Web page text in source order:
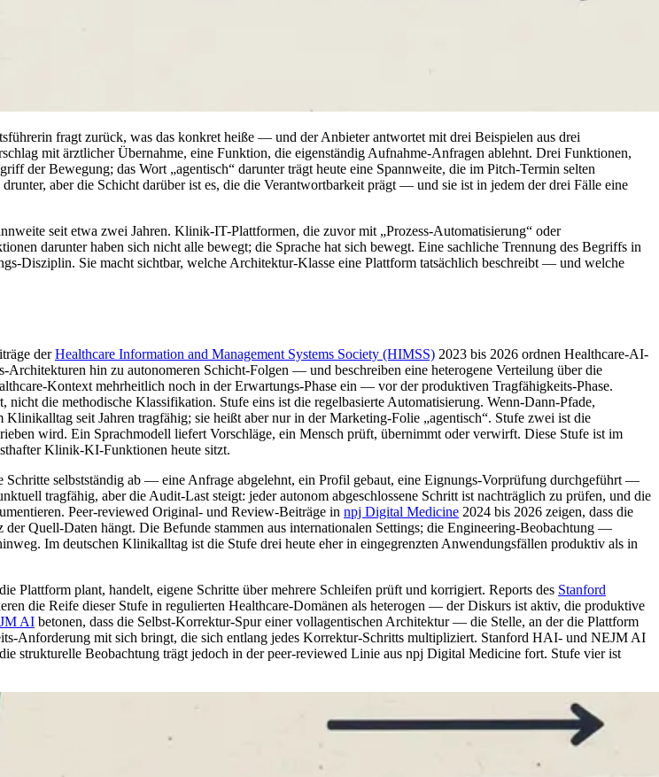
fragt zurück, was das konkret heiße — und der Anbieter antwortet mit drei Beispielen aus drei
mit ärztlicher Übernahme, eine Funktion, die eigenständig Aufnahme-Anfragen ablehnt. Drei Funktionen,
Bewegung; das Wort „agentisch“ darunter trägt heute eine Spannweite, die im Pitch-Termin selten
aber die Schicht darüber ist es, die die Verantwortbarkeit prägt — und sie ist in jedem der drei Fälle eine
seit etwa zwei Jahren. Klinik-IT-Plattformen, die zuvor mit „Prozess-Automatisierung“ oder
darunter haben sich nicht alle bewegt; die Sprache hat sich bewegt. Eine sachliche Trennung des Begriffs in
Disziplin. Sie macht sichtbar, welche Architektur-Klasse eine Plattform tatsächlich beschreibt — und welche
derHealthcare Information and Management Systems Society (HIMSS) 2023 bis 2026 ordnen Healthcare-AI-
hin zu autonomeren Schicht-Folgen — und beschreiben eine heterogene Verteilung über die
Kontext mehrheitlich noch in der Erwartungs-Phase ein — vor der produktiven Tragfähigkeits-Phase.
die methodische Klassifikation. Stufe eins ist die regelbasierte Automatisierung. Wenn-Dann-Pfade,
seit Jahren tragfähig; sie heißt aber nur in der Marketing-Folie „agentisch“. Stufe zwei ist die
wird. Ein Sprachmodell liefert Vorschläge, ein Mensch prüft, übernimmt oder verwirft. Diese Stufe ist im
Klinik-KI-Funktionen heute sitzt.
Schritte selbstständig ab — eine Anfrage abgelehnt, ein Profil gebaut, eine Eignungs-Vorprüfung durchgeführt —
tragfähig, aber die Audit-Last steigt: jeder autonom abgeschlossene Schritt ist nachträglich zu prüfen, und die
Peer-reviewed Original- und Review-Beiträge in npj Digital Medicine 2024 bis 2026 zeigen, dass die
Quell-Daten hängt. Die Befunde stammen aus internationalen Settings; die Engineering-Beobachtung —
Im deutschen Klinikalltag ist die Stufe drei heute eher in eingegrenzten Anwendungsfällen produktiv als in
Plattform plant, handelt, eigene Schritte über mehrere Schleifen prüft und korrigiert. Reports des Stanford
die Reife dieser Stufe in regulierten Healthcare-Domänen als heterogen — der Diskurs ist aktiv, die produktive
AI betonen, dass die Selbst-Korrektur-Spur einer vollagentischen Architektur — die Stelle, an der die Plattform
Anforderung mit sich bringt, die sich entlang jedes Korrektur-Schritts multipliziert. Stanford HAI- und NEJM AI
strukturelle Beobachtung trägt jedoch in der peer-reviewed Linie aus npj Digital Medicine fort. Stufe vier ist